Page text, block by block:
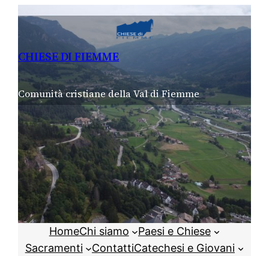
CHIESE DI FIEMME
Comunità cristiane della Val di Fiemme
HomeChi siamo
Paesi e Chiese
Sacramenti
ContattiCatechesi e Giovani